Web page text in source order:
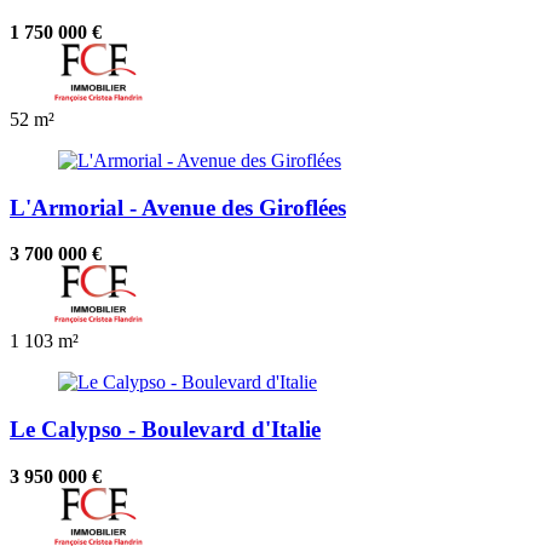
1 750 000 €
52 m²
L'Armorial - Avenue des Giroflées
3 700 000 €
1 103 m²
Le Calypso - Boulevard d'Italie
3 950 000 €